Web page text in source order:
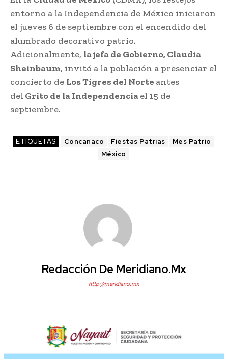
entorno a la Independencia de México iniciaron
el jueves 6 de septiembre con el encendido del
alumbrado decorativo patrio.
Adicionalmente, la jefa de Gobierno, Claudia
Sheinbaum, invitó a la población a presenciar el
concierto de Los Tigres del Norte antes
del Grito de la Independenciael 15 de
septiembre.
ETIQUETAS Concanaco Fiestas Patrias
Mes Patrio
México
Redacción De Meridiano.mx
http://meridiano.mx